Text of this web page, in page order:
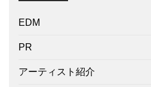
EDM
PR
アーティスト紹介